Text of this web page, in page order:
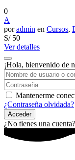
0
A
poradmin en Cursos,
S/50
Ver detalles
¡Hola, bienvenido de
Mantenerme
¿Contraseña olvidada?
Acceder
¿No tienes una cuenta?